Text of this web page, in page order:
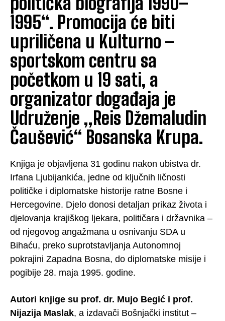
1995“. Promocija će biti
upriličena u Kulturno –
sportskom centru sa
početkom u 19 sati, a
organizator događaja je
Udruženje „Reis Džemaludin
Čaušević“ Bosanska Krupa.
Knjiga je objavljena 31 godinu nakon ubistva dr.
Irfana Ljubijankića, jedne od ključnih ličnosti
političke i diplomatske historije ratne Bosne i
Hercegovine. Djelo donosi detaljan prikaz života i
djelovanja krajiškog ljekara, političara i državnika –
od njegovog angažmana u osnivanju SDA u
Bihaću, preko suprotstavljanja Autonomnoj
pokrajini Zapadna Bosna, do diplomatske misije i
pogibije 28. maja 1995. godine.
Autori knjige su prof. dr. Mujo Begić i prof.
Nijazija Maslak, a izdavači Bošnjački institut –